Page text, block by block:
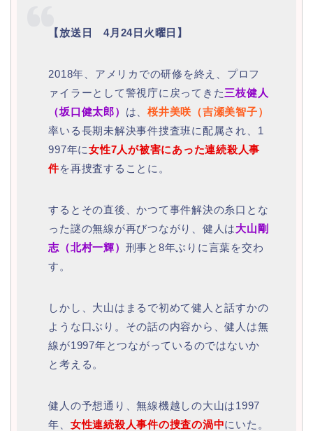
【放送日 4月24日火曜日】
2018年、アメリカでの研修を終え、プロフ
ァイラーとして警視庁に戻ってきた三枝健人
（坂口健太郎） は、桜井美咲（吉瀬美智子）
率いる長期未解決事件捜査班に配属され、1
997年に女性7人が被害にあった連続殺人事
件を再捜査することに。
するとその直後、かつて事件解決の糸口とな
った謎の無線が再びつながり、健人は大山剛
志（北村一輝） 刑事と8年ぶりに言葉を交わ
す。
しかし、大山はまるで初めて健人と話すかの
ような口ぶり。その話の内容から、健人は無
線が1997年とつながっているのではないか
と考える。
健人の予想通り、無線機越しの大山は1997
年、 女性連続殺人事件の捜査の渦中にいた。